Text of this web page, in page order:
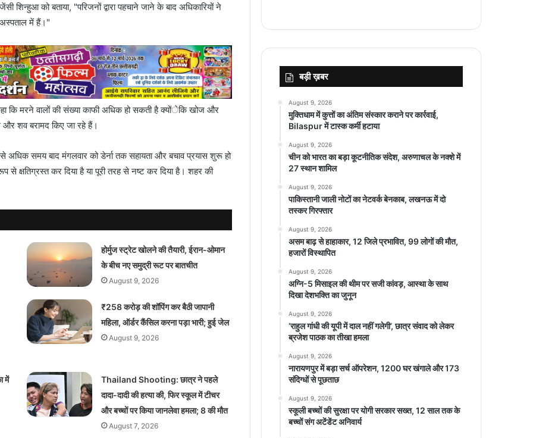
को बताया, "परिजनों द्वारा पहचाने जाने के बाद अधिकारियों ने
में हैं।"
कि मरने वालों की संख्या काफी अधिक हो सकती है क्योंेकि खोज और
और शव बरामद किए जा रहे हैं।
समय बाद मंगलवार को डेर्ना तक सहायता और बचाव प्रयास शुरू हो
क्षतिग्रस्त कर दिया है या पूरी तरह से नष्ट कर दिया है। शहर की
होर्मुज स्ट्रेट खोलने की तैयारी, ईरान-ओमान
के बीच नए समुद्री रूट पर बातचीत
August 9, 2026
₹258 करोड़ की शॉपिंग कर बैठी जापानी
महिला, ऑर्डर कैंसिल करना पड़ा भारी; हुई जेल
August 9, 2026
में
Thailand Shooting: छात्र ने पहले
दादा-दादी की हत्या की, फिर स्कूल में टीचर
और बच्चों पर किया जानलेवा हमला; 8 की मौत
August 7, 2026
बड़ी ख़बर
August 9, 2026
मुक्तिधाम में कुत्तों का अंतिम संस्कार कराने पर कार्रवाई,
Bilaspur में टास्क कर्मी हटाया
August 9, 2026
चीन को भारत का बड़ा कूटनीतिक संदेश, अरुणाचल के नक्शे में
27 स्थान शामिल
August 9, 2026
पाकिस्तानी जाली नोटों का नेटवर्क बेनकाब, लखनऊ में दो
तस्कर गिरफ्तार
August 9, 2026
असम बाढ़ से हाहाकार, 12 जिले प्रभावित, 99 लोगों की मौत,
हजारों विस्थापित
August 9, 2026
अग्नि-5 मिसाइल की थीम पर सजी कांवड़, आस्था के साथ
दिखा देशभक्ति का जुनून
August 9, 2026
‘राहुल गांधी की यूपी में दाल नहीं गलेगी’, छात्र संवाद को लेकर
ब्रजेश पाठक का तीखा हमला
August 9, 2026
नारायणपुर में बड़ा सर्च ऑपरेशन, 1200 घर खंगाले और 173
संदिग्धों से पूछताछ
August 9, 2026
स्कूली बच्चों की सुरक्षा पर योगी सरकार सख्त, 12 साल तक के
बच्चों संग अटेंडेंट अनिवार्य